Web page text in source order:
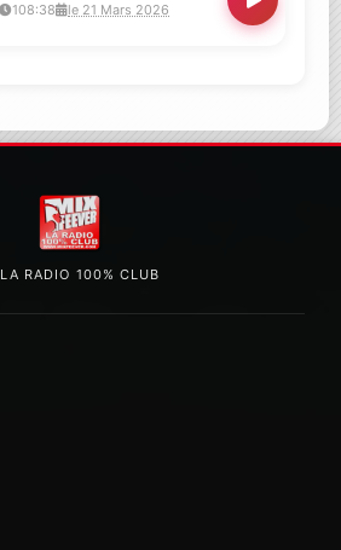
108:38 le 21 Mars 2026
LA RADIO 100% CLUB